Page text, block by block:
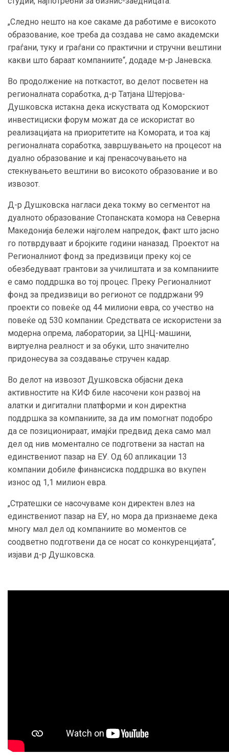
„Следно нешто на кое сакаме да работиме е високото
образование, кое треба да создава не само академски
граѓани, туку и граѓани со практични и стручни вештини
какви што бараат компаниите“, додаде м-р Јаневска.
Во продолжение на поткастот, во делот посветен на
регионалната соработка, д-р Татјана Штерјова-
Душковска истакна дека искуствата од Коморскиот
инвестициски форум можат да се искористат во
реализацијата на приоритетите на Комората, и тоа кај
регионалната соработка, завршувањето на процесот на
дуално образование и кај пренасочувањето на
стекнувањето вештини во високото образование и во
извозот.
Д-р Душковска нагласи дека токму во сегментот на
дуалното образование Стопанската комора на Северна
Македонија бележи најголем напредок, факт што јасно
го потврдуваат и бројките години наназад. Проектот на
Регионалниот фонд за предизвици преку кој се
обезбедуваат грантови за училиштата и за компаниите
е само поддршка во тој процес. Преку Регионалниот
фонд за предизвици во регионот се поддржани 99
проекти со повеќе од 44 милиони евра, со учество на
повеќе од 530 компании. Средствата се искористени за
модерна опрема, лаборатории, за ЦНЦ-машини,
виртуелна реалност и за обуки, што значително
придонесува за создавање стручен кадар.
Во делот на извозот Душковска објасни дека
активностите на КИФ биле насочени кон развој на
алатки и дигитални платформи и кон директна
поддршка за компаниите, за да им помогнат подобро
да се позиционираат, имајќи предвид дека само мал
дел од нив моментално се подготвени за настап на
единствениот пазар на ЕУ. Од 60 апликации 13
компании добиле финансиска поддршка во вкупен
износ од 1,1 милион евра.
„Стратешки се насочуваме кон директен влез на
единствениот пазар на ЕУ, но мора да признаеме дека
многу мал дел од компаниите во моментов се
соодветно подготвени да се носат со конкуренцијата“,
изјави д-р Душковска.